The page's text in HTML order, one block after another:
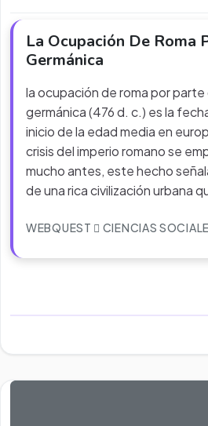
La Ocupación De Roma
Germánica
la ocupación de roma por parte
germánica (476 d. c.) es la
inicio de la edad media en
crisis del imperio romano se
mucho antes, este hecho
de una rica civilización urbana
WEBQUEST CIENCIAS